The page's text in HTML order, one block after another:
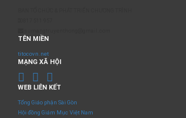
TÊN MIỀN
titocovn.net
MẠNG XÃ HỘI
WEB LIÊN KẾT
Tổng Giáo phận Sài Gòn
Hội đồng Giám Mục Việt Nam